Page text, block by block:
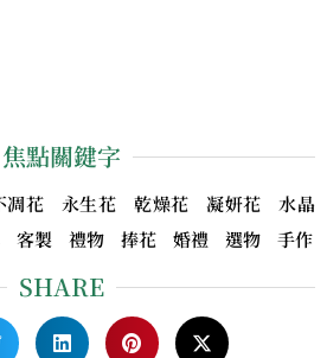
焦點關鍵字
花 永生花 乾燥花 凝妍花 水晶
客製 禮物 捧花 婚禮 選物 手作
SHARE